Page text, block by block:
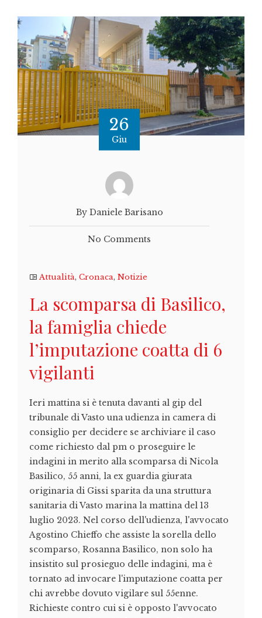
26
Giu
By Daniele Barisano
No Comments
Attualità, Cronaca, Notizie
La scomparsa di Basilico,
la famiglia chiede
l’imputazione coatta di 6
vigilanti
Ieri mattina si è tenuta davanti al gip del
tribunale di Vasto una udienza in camera di
consiglio per decidere se archiviare il caso
come richiesto dal pm o proseguire le
indagini in merito alla scomparsa di Nicola
Basilico, 55 anni, la ex guardia giurata
originaria di Gissi sparita da una struttura
sanitaria di Vasto marina la mattina del 13
luglio 2023. Nel corso dell'udienza, l'avvocato
Agostino Chieffo che assiste la sorella dello
scomparso, Rosanna Basilico, non solo ha
insistito sul prosieguo delle indagini, ma è
tornato ad invocare l'imputazione coatta per
chi avrebbe dovuto vigilare sul 55enne.
Richieste contro cui si è opposto l'avvocato